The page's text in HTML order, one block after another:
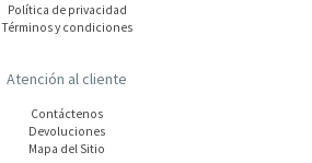
Polí­tica de privacidad
Términos y condiciones
Atención al cliente
Contáctenos
Devoluciones
Mapa del Sitio